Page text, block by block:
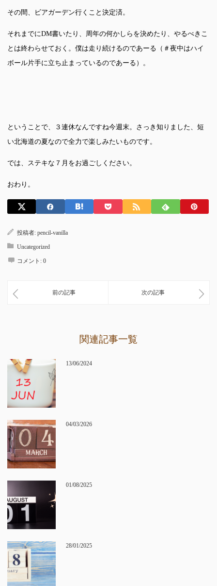
その間、ビアガーデン行くこと決定済。
それまでにDM書いたり、周年の何かしらを決めたり、やるべきこ
とは終わらせておく。僕は走り続けるのであーる（＃夜中はハイ
ボール片手に立ち止まっているのであーる）。
ということで、３連休なんですね今週末。さっき知りました、短
い北海道の夏なので全力で楽しみたいものです。
では、ステキな７月をお過ごしください。
おわり。
投稿者: pencil-vanilla
Uncategorized
コメント: 0
前の記事 次の記事
関連記事一覧
13/06/2024
04/03/2026
01/08/2025
28/01/2025